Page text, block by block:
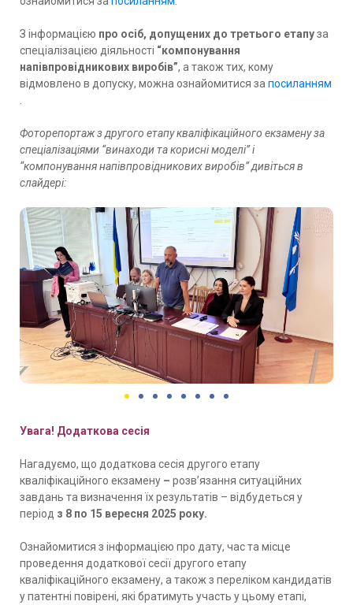
З інформацією про осіб, допущених до третього етапуза
спеціалізацією діяльності “компонування
напівпровідникових виробів”, а також тих, кому
відмовлено в допуску, можна ознайомитися за посиланням
Фоторепортаж здругого етапу кваліфікаційного екзамену за
спеціалізаціями “винаходи та корисні моделі” і
“компонування напівпровідникових виробів” дивіться в
слайдері:
Увага! Додаткова сесія
Нагадуємо, що додаткова сесія другого етапу
кваліфікаційного екзамену – розв’язання ситуаційних
завдань та визначення їх результатів – відбудеться у
період з 8 по 15 вересня 2025 року.
Ознайомитися з інформацією про дату, час та місце
проведення додаткової сесії другого етапу
кваліфікаційного екзамену, а також з переліком кандидатів
у патентні повірені, які братимуть участь у цьому етапі,